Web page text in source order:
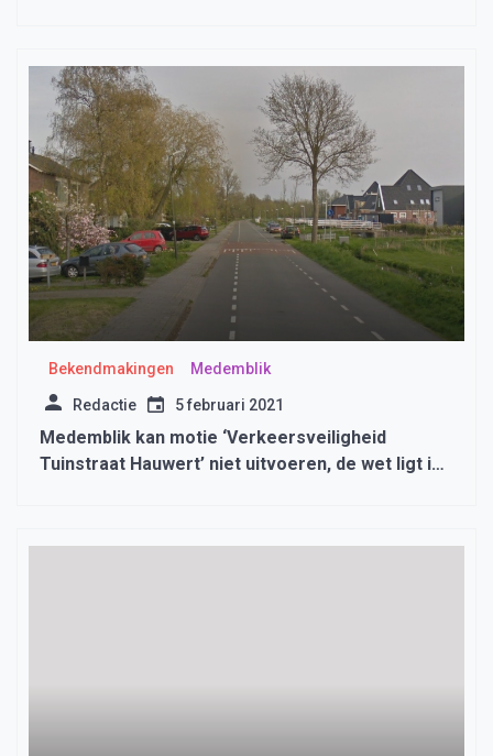
Bekendmakingen Medemblik
Redactie 5 februari 2021
Medemblik kan motie ‘Verkeersveiligheid
Tuinstraat Hauwert’ niet uitvoeren, de wet ligt in